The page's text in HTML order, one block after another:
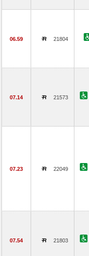
06.59 21804
07.14 21573
07.23 22049
07.54 21803